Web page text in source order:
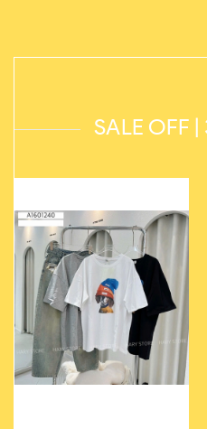
SALE OFF